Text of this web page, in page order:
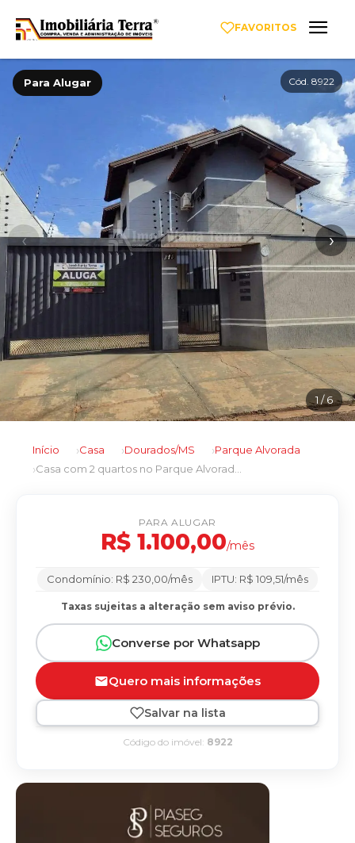
FAVORITOS
Para Alugar Cód. 8922
‹ ›
1 / 6
Início Casa Dourados/MS
Parque Alvorada
Casa com 2 quartos no Parque Alvorada em Dourados/MS
PARA ALUGAR
R$ 1.100,00/mês
Condomínio: R$ 230,00/mês IPTU: R$ 109,51/mês
Taxas sujeitas a alteração sem aviso prévio.
Converse por Whatsapp
Quero mais informações
Salvar na lista
Código do imóvel: 8922